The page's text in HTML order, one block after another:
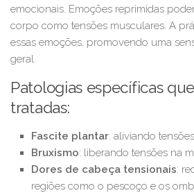
emocionais. Emoções reprimidas
corpo como tensões musculares. A
essas emoções, promovendo uma
geral.
Patologias específicas
tratadas:
Fascite plantar: aliviando
Bruxismo: liberando tensões na
Dores de cabeça tensionais:
regiões como o pescoço e os